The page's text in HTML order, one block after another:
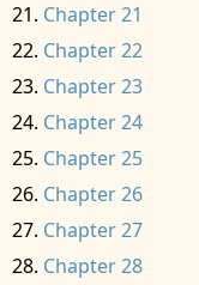
Chapter 21
Chapter 22
Chapter 23
Chapter 24
Chapter 25
Chapter 26
Chapter 27
Chapter 28